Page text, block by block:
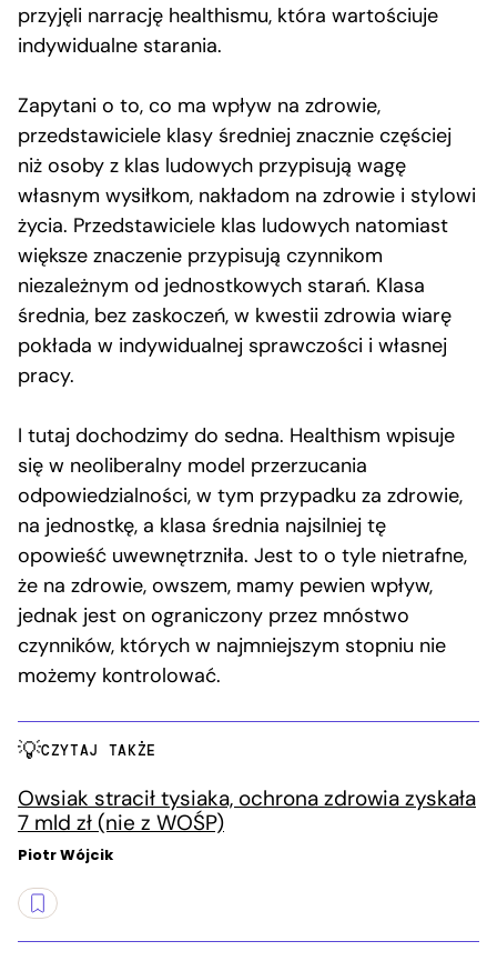
przyjęli narrację healthismu, która wartościuje
indywidualne starania.
Zapytani o to, co ma wpływ na zdrowie,
przedstawiciele klasy średniej znacznie częściej
niż osoby z klas ludowych przypisują wagę
własnym wysiłkom, nakładom na zdrowie i stylowi
życia. Przedstawiciele klas ludowych natomiast
większe znaczenie przypisują czynnikom
niezależnym od jednostkowych starań. Klasa
średnia, bez zaskoczeń, w kwestii zdrowia wiarę
pokłada w indywidualnej sprawczości i własnej
pracy.
I tutaj dochodzimy do sedna. Healthism wpisuje
się w neoliberalny model przerzucania
odpowiedzialności, w tym przypadku za zdrowie,
na jednostkę, a klasa średnia najsilniej tę
opowieść uwewnętrzniła. Jest to o tyle nietrafne,
że na zdrowie, owszem, mamy pewien wpływ,
jednak jest on ograniczony przez mnóstwo
czynników, których w najmniejszym stopniu nie
możemy kontrolować.
CZYTAJ TAKŻE
Owsiak stracił tysiaka, ochrona zdrowia zyskała
7 mld zł (nie z WOŚP)
Piotr Wójcik